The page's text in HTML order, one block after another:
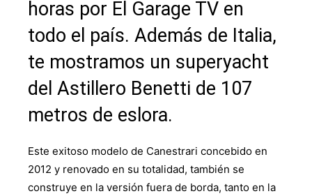
horas por El Garage TV en
todo el país. Además de Italia,
te mostramos un superyacht
del Astillero Benetti de 107
metros de eslora.
Este exitoso modelo de Canestrari concebido en
2012 y renovado en su totalidad, también se
construye en la versión fuera de borda, tanto en la